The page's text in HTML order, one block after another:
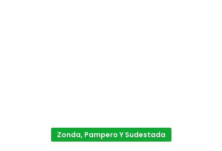
Zonda, Pampero Y Sudestada